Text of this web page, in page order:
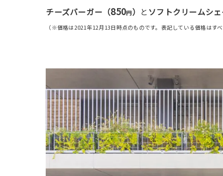
チーズバーガー（850円） と ソフトクリームシ
（※価格は2021年12月13日時点のものです。表記している価格はすべ